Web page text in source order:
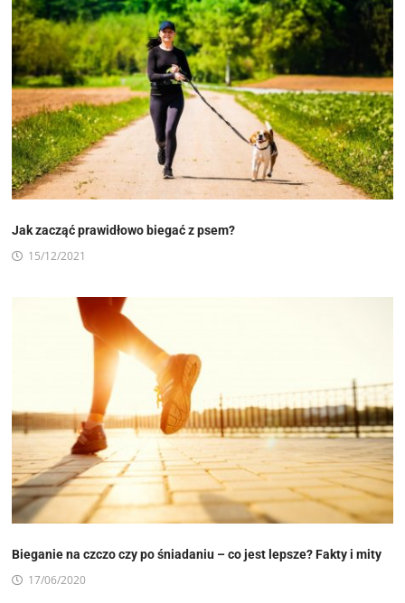
Jak zacząć prawidłowo biegać z psem?
15/12/2021
Bieganie na czczo czy po śniadaniu – co jest lepsze? Fakty i mity
17/06/2020